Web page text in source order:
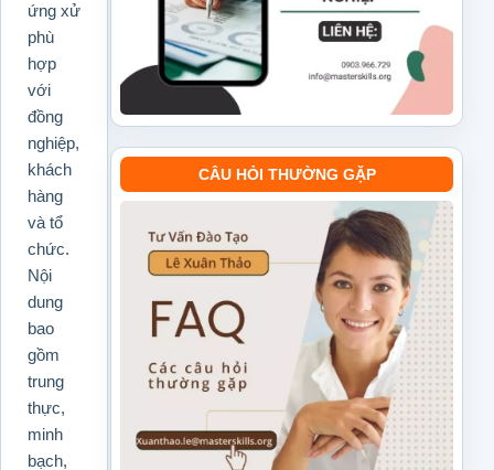
ứng xử
phù
hợp
với
đồng
nghiệp,
khách
hàng
và tổ
chức.
Nội
dung
bao
gồm
trung
thực,
minh
bạch,
CÂU HỎI THƯỜNG GẶP